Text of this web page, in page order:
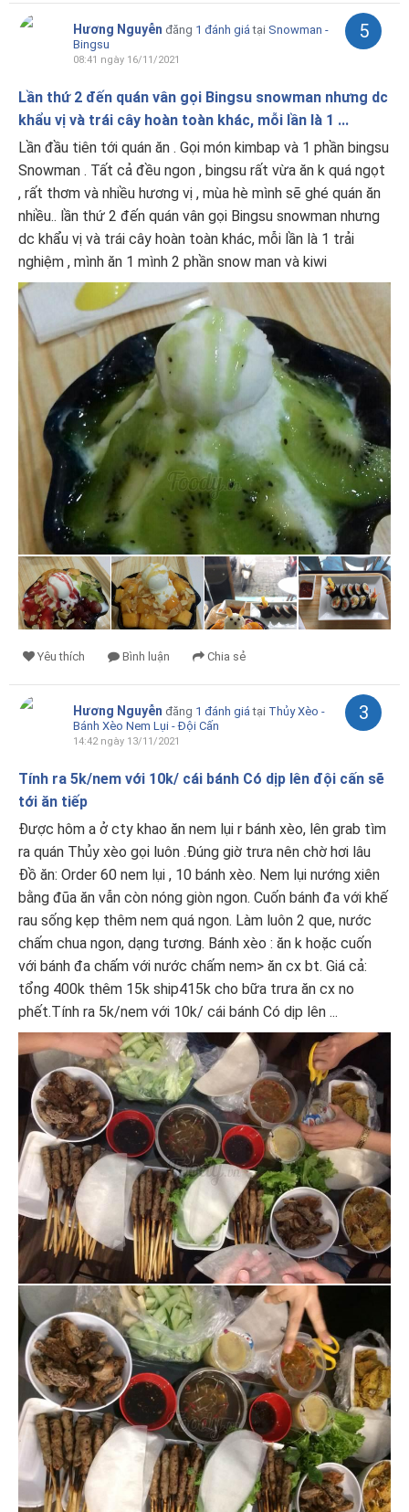
Hương Nguyễn đăng 1 đánh giá tại Snowman -
Bingsu
08:41 ngày 16/11/2021
5
Lần thứ 2 đến quán vân gọi Bingsu snowman nhưng dc
khẩu vị và trái cây hoàn toàn khác, mỗi lần là 1 ...
Lần đầu tiên tới quán ăn . Gọi món kimbap và 1 phần bingsu
Snowman . Tất cả đều ngon , bingsu rất vừa ăn k quá ngọt
, rất thơm và nhiều hương vị , mùa hè mình sẽ ghé quán ăn
nhiều.. lần thứ 2 đến quán vân gọi Bingsu snowman nhưng
dc khẩu vị và trái cây hoàn toàn khác, mỗi lần là 1 trải
nghiệm , mình ăn 1 mình 2 phần snow man và kiwi
Yêu thích Bình luận Chia sẻ
Hương Nguyễn đăng 1 đánh giá tại Thủy Xèo -
Bánh Xèo Nem Lụi - Đội Cấn
14:42 ngày 13/11/2021
3
Tính ra 5k/nem với 10k/ cái bánh Có dịp lên đội cấn sẽ
tới ăn tiếp
Được hôm a ở cty khao ăn nem lụi r bánh xèo, lên grab tìm
ra quán Thủy xèo gọi luôn .Đúng giờ trưa nên chờ hơi lâu
Đồ ăn: Order 60 nem lụi , 10 bánh xèo. Nem lụi nướng xiên
bằng đũa ăn vẫn còn nóng giòn ngon. Cuốn bánh đa với khế
rau sống kẹp thêm nem quá ngon. Làm luôn 2 que, nước
chấm chua ngon, dạng tương. Bánh xèo : ăn k hoặc cuốn
với bánh đa chấm với nước chấm nem> ăn cx bt. Giá cả:
tổng 400k thêm 15k ship415k cho bữa trưa ăn cx no
phết.Tính ra 5k/nem với 10k/ cái bánh Có dịp lên ...